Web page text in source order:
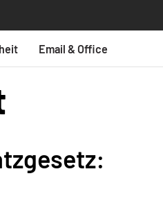
Email & Office